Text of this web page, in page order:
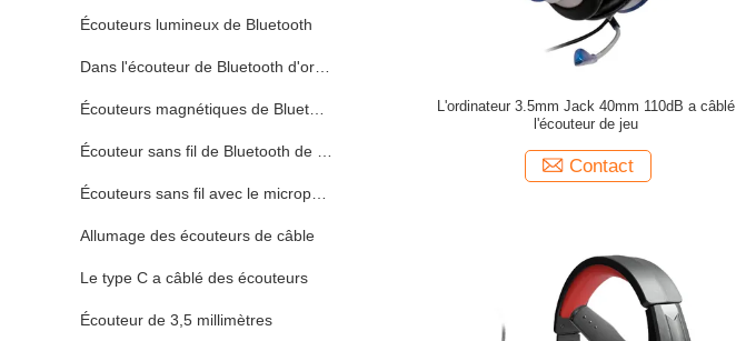
Écouteurs lumineux de Bluetooth
Dans l'écouteur de Bluetooth d'oreille
Écouteurs magnétiques de Bluetooth de sport
Écouteur sans fil de Bluetooth de sport
Écouteurs sans fil avec le microphone
Allumage des écouteurs de câble
Le type C a câblé des écouteurs
Écouteur de 3,5 millimètres
L'ordinateur 3.5mm Jack 40mm 110dB a câblé
l'écouteur de jeu
Contact